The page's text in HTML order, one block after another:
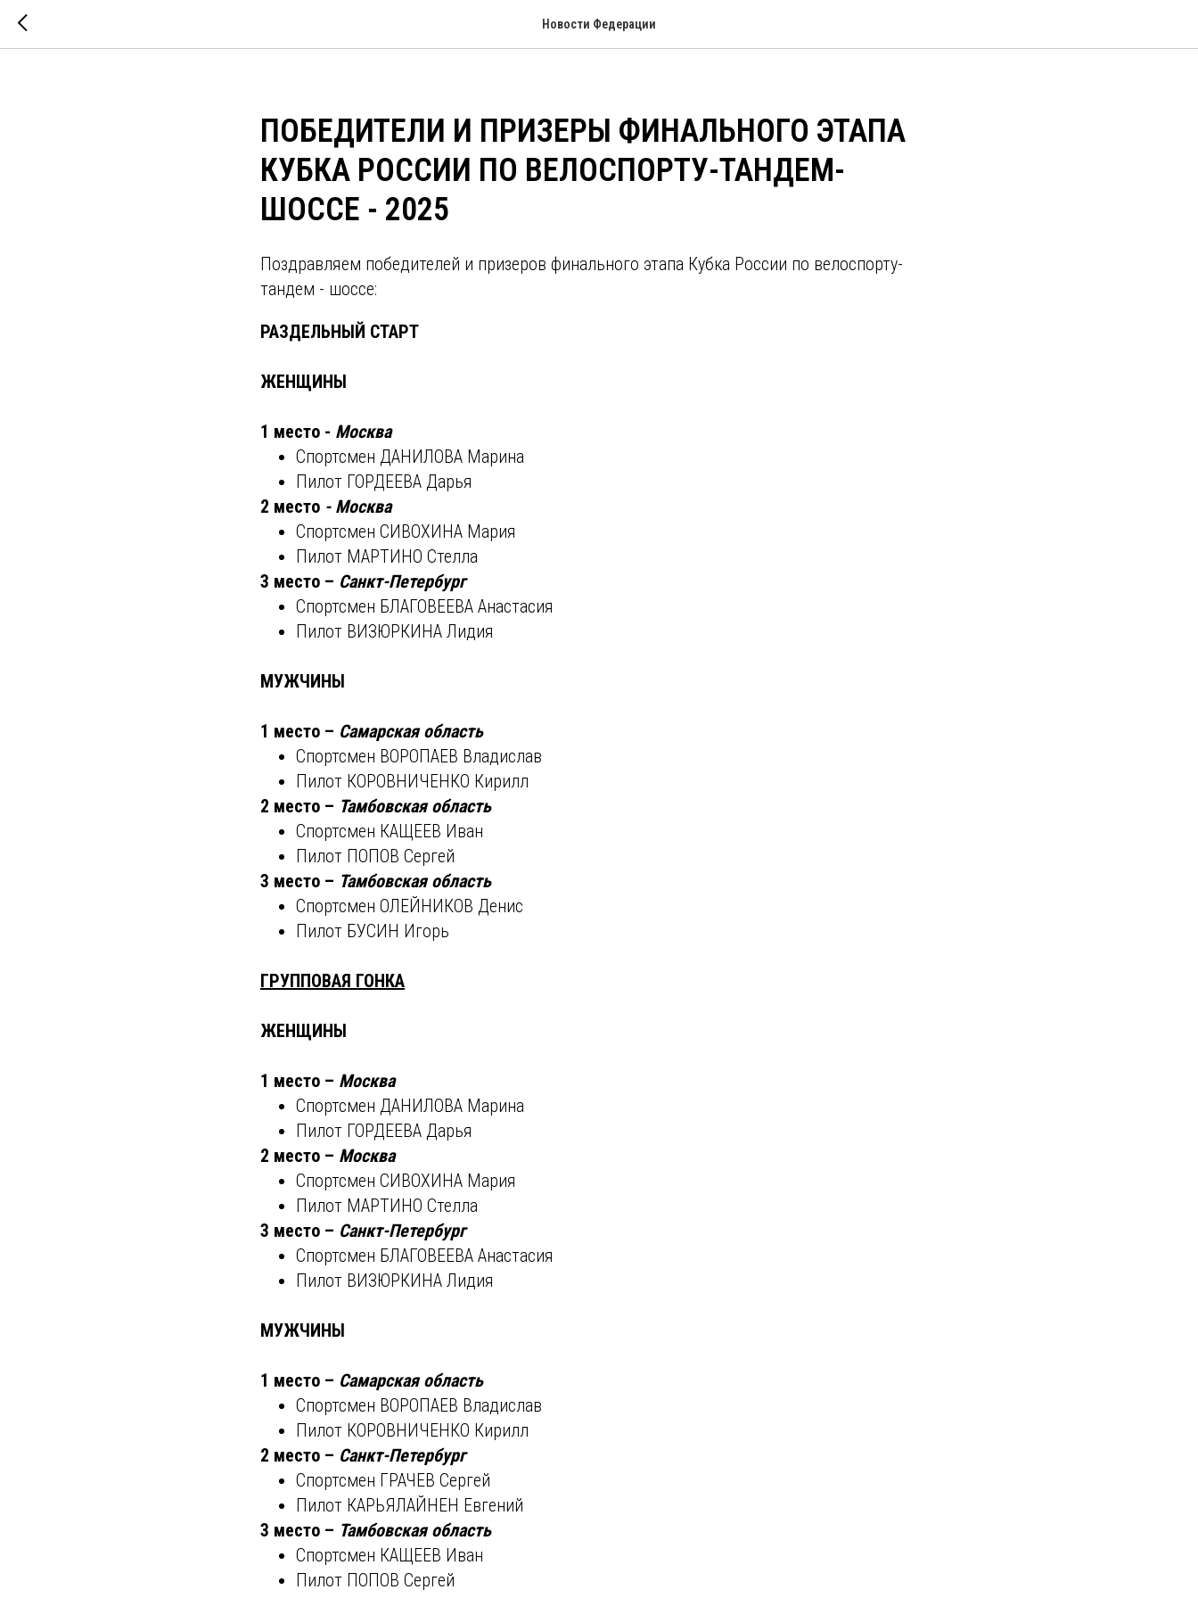
Новости Федерации
ПОБЕДИТЕЛИ И ПРИЗЕРЫ ФИНАЛЬНОГО ЭТАПА
КУБКА РОССИИ ПО ВЕЛОСПОРТУ-ТАНДЕМ-
ШОССЕ - 2025
Поздравляем победителей и призеров финального этапа Кубка России по велоспорту-
тандем - шоссе:
РАЗДЕЛЬНЫЙ СТАРТ
ЖЕНЩИНЫ
1 место - Москва
Спортсмен ДАНИЛОВА Марина
Пилот ГОРДЕЕВА Дарья
2 место - Москва
Спортсмен СИВОХИНА Мария
Пилот МАРТИНО Стелла
3 место – Санкт-Петербург
Спортсмен БЛАГОВЕЕВА Анастасия
Пилот ВИЗЮРКИНА Лидия
МУЖЧИНЫ
1 место – Самарская область
Спортсмен ВОРОПАЕВ Владислав
Пилот КОРОВНИЧЕНКО Кирилл
2 место – Тамбовская область
Спортсмен КАЩЕЕВ Иван
Пилот ПОПОВ Сергей
3 место – Тамбовская область
Спортсмен ОЛЕЙНИКОВ Денис
Пилот БУСИН Игорь
ГРУППОВАЯ ГОНКА
ЖЕНЩИНЫ
1 место – Москва
Спортсмен ДАНИЛОВА Марина
Пилот ГОРДЕЕВА Дарья
2 место – Москва
Спортсмен СИВОХИНА Мария
Пилот МАРТИНО Стелла
3 место – Санкт-Петербург
Спортсмен БЛАГОВЕЕВА Анастасия
Пилот ВИЗЮРКИНА Лидия
МУЖЧИНЫ
1 место – Самарская область
Спортсмен ВОРОПАЕВ Владислав
Пилот КОРОВНИЧЕНКО Кирилл
2 место – Санкт-Петербург
Спортсмен ГРАЧЕВ Сергей
Пилот КАРЬЯЛАЙНЕН Евгений
3 место – Тамбовская область
Спортсмен КАЩЕЕВ Иван
Пилот ПОПОВ Сергей